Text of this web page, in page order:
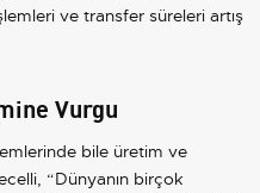
ve transfer süreleri artış
Vurgu
bile üretim ve
“Dünyanın birçok